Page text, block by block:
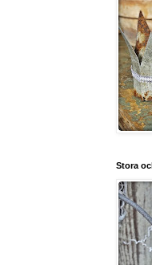
Stora